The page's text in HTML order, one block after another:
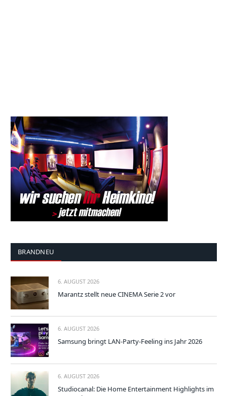
BRANDNEU
6. AUGUST 2026
Marantz stellt neue CINEMA Serie 2 vor
6. AUGUST 2026
Samsung bringt LAN-Party-Feeling ins Jahr 2026
6. AUGUST 2026
Studiocanal: Die Home Entertainment Highlights im